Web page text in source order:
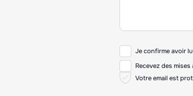
Je confirme avoir
Recevez des
Votre email est